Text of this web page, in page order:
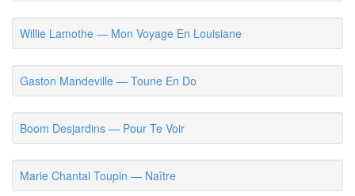
Willie Lamothe — Mon Voyage En Louisiane
Gaston Mandeville — Toune En Do
Boom Desjardins — Pour Te Voir
Marie Chantal Toupin — Naître